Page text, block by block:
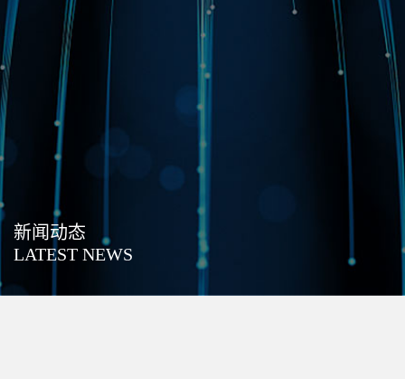
新闻动态
LATEST NEWS